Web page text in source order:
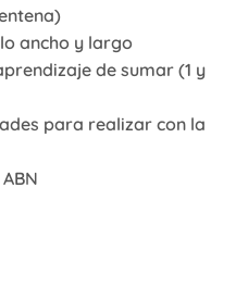
ancho y largo
de sumar (1 y
para realizar con la